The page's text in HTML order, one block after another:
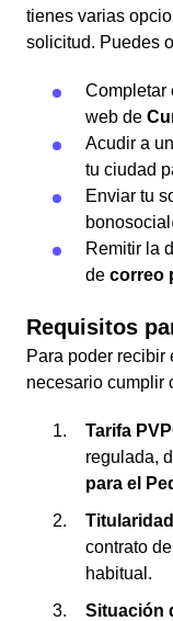
tienes varias
solicitud. Puedes
Completar
web de
Acudir a
tu ciudad
Enviar tu
Remitir la
de correo
Requisitos
Para poder recibir
necesario cumplir
Tarifa
regulada,
para el
Titularidad
contrato
habitual.
Situación